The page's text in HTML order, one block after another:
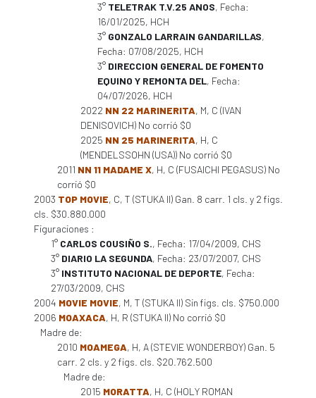
3° TELETRAK T.V.25 ANOS, Fecha:
16/01/2025, HCH
3° GONZALO LARRAIN GANDARILLAS,
Fecha: 07/08/2025, HCH
3° DIRECCION GENERAL DE FOMENTO
EQUINO Y REMONTA DEL, Fecha:
04/07/2026, HCH
2022 NN 22 MARINERITA, M, C (IVAN
DENISOVICH) No corrió $0
2025 NN 25 MARINERITA, H, C
(MENDELSSOHN (USA)) No corrió $0
2011 NN 11 MADAME X, H, C (FUSAICHI PEGASUS) No
corrió $0
2003 TOP MOVIE, C, T (STUKA II) Gan. 8 carr. 1 cls. y 2 figs.
cls. $30.880.000
Figuraciones :
1° CARLOS COUSIÑO S., Fecha: 17/04/2009, CHS
3° DIARIO LA SEGUNDA, Fecha: 23/07/2007, CHS
3° INSTITUTO NACIONAL DE DEPORTE, Fecha:
27/03/2009, CHS
2004 MOVIE MOVIE, M, T (STUKA II) Sin figs. cls. $750.000
2006 MOAXACA, H, R (STUKA II) No corrió $0
Madre de:
2010 MOAMEGA, H, A (STEVIE WONDERBOY) Gan. 5
carr. 2 cls. y 2 figs. cls. $20.762.500
Madre de:
2015 MORATTA, H, C (HOLY ROMAN